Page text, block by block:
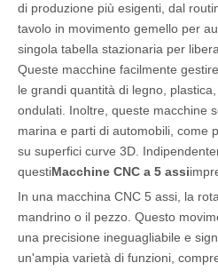
di produzione più esigenti, dal
tavolo in movimento gemello per
singola tabella stazionaria per
Queste macchine facilmente
le grandi quantità di legno,
ondulati. Inoltre, queste macchine
marina e parti di automobili, come
su superfici curve 3D.
questiMacchine CNC a 5 assi
In una macchina CNC 5 assi, la
mandrino o il pezzo. Questo
una precisione ineguagliabile e
un'ampia varietà di funzioni,